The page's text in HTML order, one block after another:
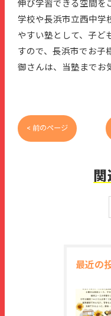
伸び学習できる空間を
学校や長浜市立西中学
やすい塾として、子ど
すので、長浜市でお子
御さんは、当塾までお
< 前のページ
最近の